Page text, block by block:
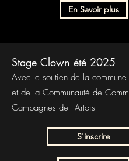
En Savoir plus
Stage Clown été 2025
Avec le soutien de la
et de la Communauté de
Campagnes de l'Artois
S'inscrire